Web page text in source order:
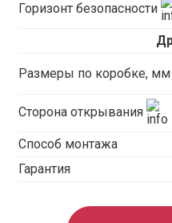
Горизонт безопасности
Размеры по коробке, мм
Сторона открывания
Способ монтажа
Гарантия